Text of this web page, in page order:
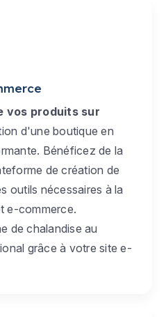
vos produits sur
d'une boutique en
Bénéficez de la
de création de
outils nécessaires à la
e-commerce.
de chalandise au
grâce à votre site e-